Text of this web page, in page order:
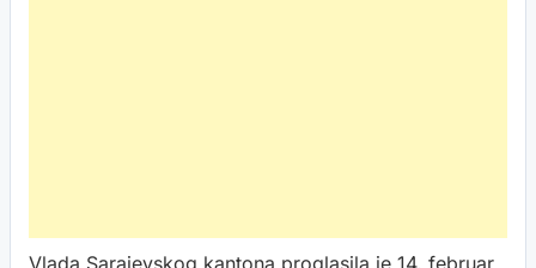
Vlada Sarajevskog kantona proglasila je 14. februar